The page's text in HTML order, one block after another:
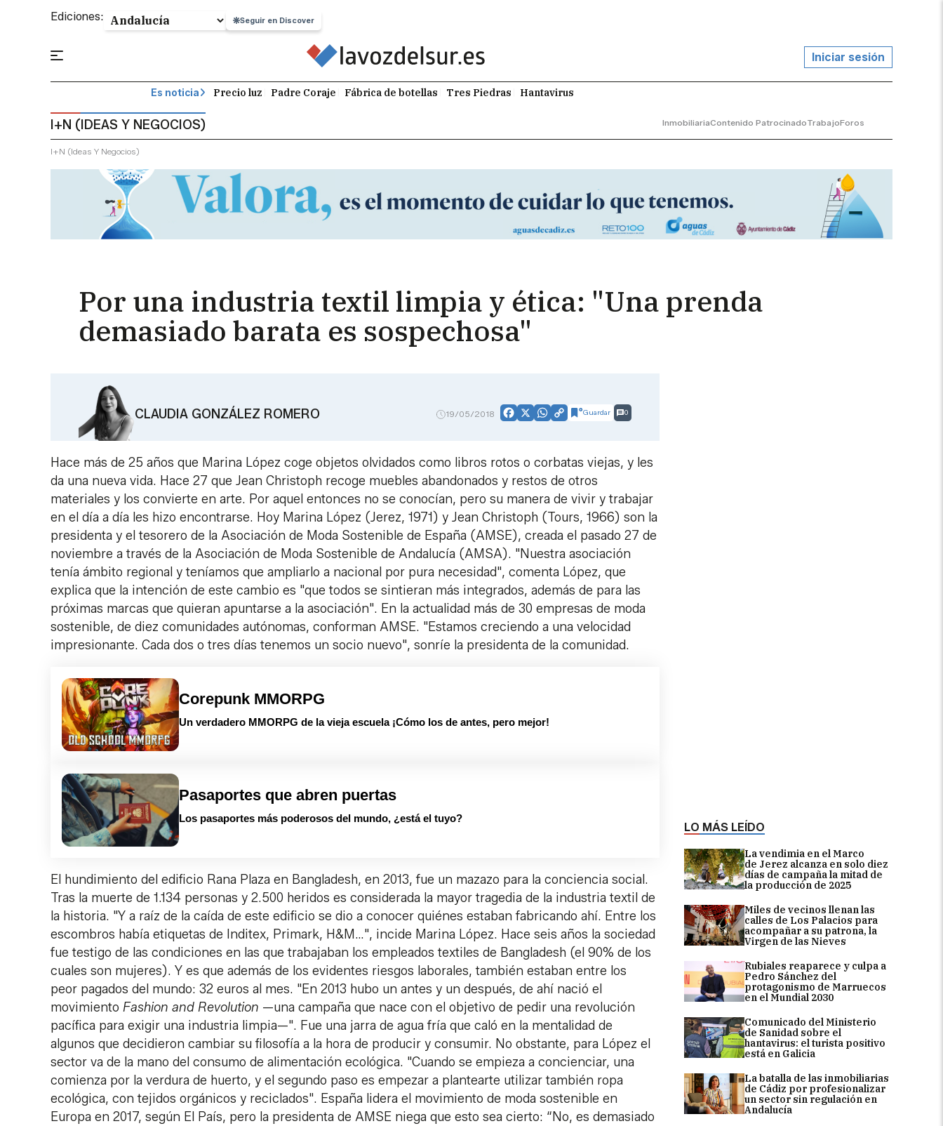
Ediciones: Seguir en Discover
Iniciar sesión
Es noticia Precio luz Padre Coraje Fábrica de botellas Tres Piedras Hantavirus
I+N (IDEAS Y NEGOCIOS) InmobiliariaContenido PatrocinadoTrabajoForos
I+n (ideas Y Negocios)
Por una industria textil limpia y ética: "Una prenda
demasiado barata es sospechosa"
LO MÁS LEÍDO
La vendimia en el Marco
de Jerez alcanza en solo diez
días de campaña la mitad de
la producción de 2025
Miles de vecinos llenan las
calles de Los Palacios para
acompañar a su patrona, la
Virgen de las Nieves
Rubiales reaparece y culpa a
Pedro Sánchez del
protagonismo de Marruecos
en el Mundial 2030
Comunicado del Ministerio
de Sanidad sobre el
hantavirus: el turista positivo
está en Galicia
La batalla de las inmobiliarias
de Cádiz por profesionalizar
un sector sin regulación en
Andalucía
CLAUDIA GONZÁLEZ ROMERO 19/05/2018 Facebook
X WhatsApp
CopyGuardar 0
Hace más de 25 años que Marina López coge objetos olvidados como libros rotos o corbatas viejas, y les
da una nueva vida. Hace 27 que Jean Christoph recoge muebles abandonados y restos de otros
materiales y los convierte en arte. Por aquel entonces no se conocían, pero su manera de vivir y trabajar
en el día a día les hizo encontrarse. Hoy Marina López (Jerez, 1971) y Jean Christoph (Tours, 1966) son la
presidenta y el tesorero de la Asociación de Moda Sostenible de España (AMSE), creada el pasado 27 de
noviembre a través de la Asociación de Moda Sostenible de Andalucía (AMSA). "Nuestra asociación
tenía ámbito regional y teníamos que ampliarlo a nacional por pura necesidad", comenta López, que
explica que la intención de este cambio es "que todos se sintieran más integrados, además de para las
próximas marcas que quieran apuntarse a la asociación". En la actualidad más de 30 empresas de moda
sostenible, de diez comunidades autónomas, conforman AMSE. "Estamos creciendo a una velocidad
impresionante. Cada dos o tres días tenemos un socio nuevo", sonríe la presidenta de la comunidad.
Corepunk MMORPG
Un verdadero MMORPG de la vieja escuela ¡Cómo los de antes, pero mejor!
Pasaportes que abren puertas
Los pasaportes más poderosos del mundo, ¿está el tuyo?
El hundimiento del edificio Rana Plaza en Bangladesh, en 2013, fue un mazazo para la conciencia social.
Tras la muerte de 1.134 personas y 2.500 heridos es considerada la mayor tragedia de la industria textil de
la historia. "Y a raíz de la caída de este edificio se dio a conocer quiénes estaban fabricando ahí. Entre los
escombros había etiquetas de Inditex, Primark, H&M…", incide Marina López. Hace seis años la sociedad
fue testigo de las condiciones en las que trabajaban los empleados textiles de Bangladesh (el 90% de los
cuales son mujeres). Y es que además de los evidentes riesgos laborales, también estaban entre los
peor pagados del mundo: 32 euros al mes. "En 2013 hubo un antes y un después, de ahí nació el
movimiento Fashion and Revolution —una campaña que nace con el objetivo de pedir una revolución
pacífica para exigir una industria limpia—". Fue una jarra de agua fría que caló en la mentalidad de
algunos que decidieron cambiar su filosofía a la hora de producir y consumir. No obstante, para López el
sector va de la mano del consumo de alimentación ecológica. "Cuando se empieza a concienciar, una
comienza por la verdura de huerto, y el segundo paso es empezar a plantearte utilizar también ropa
ecológica, con tejidos orgánicos y reciclados". España lidera el movimiento de moda sostenible en
Europa en 2017, según El País, pero la presidenta de AMSE niega que esto sea cierto: “No, es demasiado